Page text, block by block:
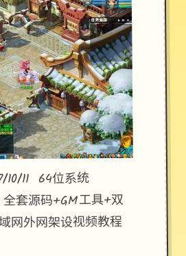
10/11 64位系统
套源码+GM工具+双
网外网架设视频教程